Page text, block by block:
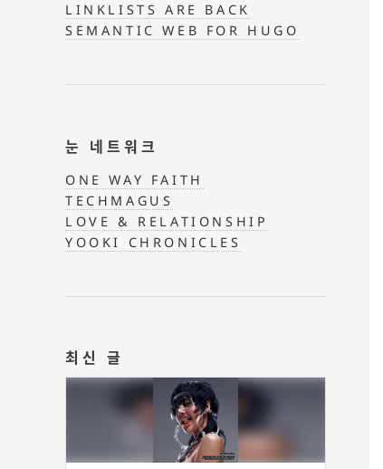
LINKLISTS ARE BACK
SEMANTIC WEB FOR HUGO
눈 네트워크
ONE WAY FAITH
TECHMAGUS
LOVE & RELATIONSHIP
YOOKI CHRONICLES
최신 글